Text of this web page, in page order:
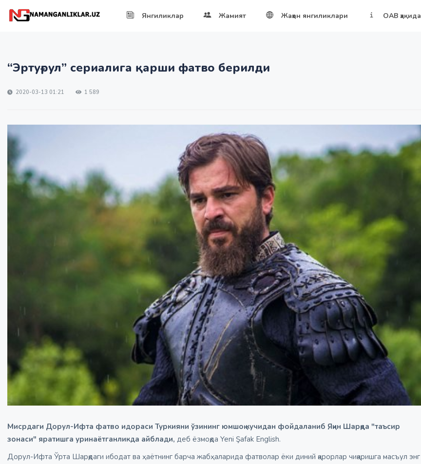
Янгиликлар Жамият Жаҳон янгиликлари ОАВ ҳақида
“Эртуғрул” сериалига қарши фатво берилди
2020-03-13 01:21 1 589
Мисрдаги Дорул-Ифта фатво идораси Туркияни ўзининг юмшоқ кучидан фойдаланиб Яқин Шарқда "таъсир
зонаси" яратишга уринаётганликда айблади, деб ёзмоқда Yeni Şafak English.
Дорул-Ифта Ўрта Шарқдаги ибодат ва ҳаётнинг барча жабҳаларида фатволар ёки диний қарорлар чиқаришга масъул энг